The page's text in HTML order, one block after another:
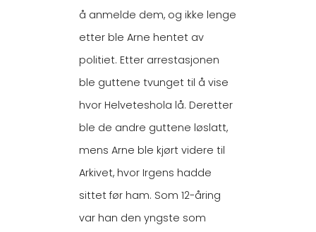
å anmelde dem, og ikke lenge
etter ble Arne hentet av
politiet. Etter arrestasjonen
ble guttene tvunget til å vise
hvor Helveteshola lå. Deretter
ble de andre guttene løslatt,
mens Arne ble kjørt videre til
Arkivet, hvor Irgens hadde
sittet før ham. Som 12-åring
var han den yngste som